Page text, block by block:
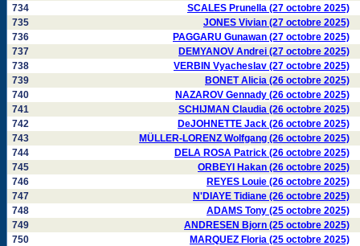
734
SCALES Prunella (27 octobre 2025)
735
JONES Vivian (27 octobre 2025)
736
PAGGARU Gunawan (27 octobre 2025)
737
DEMYANOV Andrei (27 octobre 2025)
738
VERBIN Vyacheslav (27 octobre 2025)
739
BONET Alicia (26 octobre 2025)
740
NAZAROV Gennady (26 octobre 2025)
741
SCHIJMAN Claudia (26 octobre 2025)
742
DeJOHNETTE Jack (26 octobre 2025)
743
MÜLLER-LORENZ Wolfgang (26 octobre 2025)
744
DELA ROSA Patrick (26 octobre 2025)
745
ORBEYI Hakan (26 octobre 2025)
746
REYES Louie (26 octobre 2025)
747
N'DIAYE Tidiane (26 octobre 2025)
748
ADAMS Tony (25 octobre 2025)
749
ANDRESEN Bjorn (25 octobre 2025)
750
MARQUEZ Floria (25 octobre 2025)